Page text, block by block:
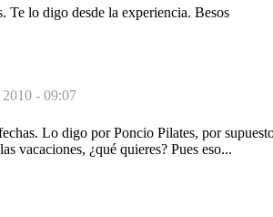
Te lo digo desde la experiencia. Besos
- 09:07
Lo digo por Poncio Pilates, por
vacaciones, ¿qué quieres? Pues eso...